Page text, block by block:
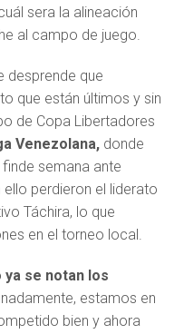
sera la alineación
al campo de juego.
desprende que
que están últimos y sin
de Copa Libertadores
Venezolana, donde
semana ante
perdieron el liderato
Táchira, lo que
en el torneo local.
ya se notan los
estamos en
bien y ahora